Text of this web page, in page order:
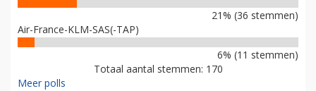
21% (36 stemmen)
Air-France-KLM-SAS(-TAP)
6% (11 stemmen)
Totaal aantal stemmen: 170
Meer polls